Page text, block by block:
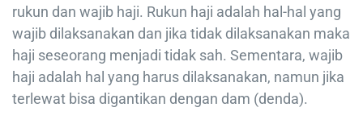
rukun dan wajib haji. Rukun haji adalah hal-hal yang
wajib dilaksanakan dan jika tidak dilaksanakan maka
haji seseorang menjadi tidak sah. Sementara, wajib
haji adalah hal yang harus dilaksanakan, namun jika
terlewat bisa digantikan dengan dam (denda).